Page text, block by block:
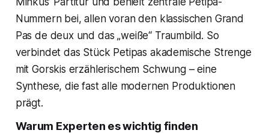
Nummern bei, allen voran den klassischen Grand
Pas de deux und das „weiße“ Traumbild. So
verbindet das Stück Petipas akademische Strenge
mit Gorskis erzählerischem Schwung – eine
Synthese, die fast alle modernen Produktionen
prägt.
Warum Experten es wichtig finden